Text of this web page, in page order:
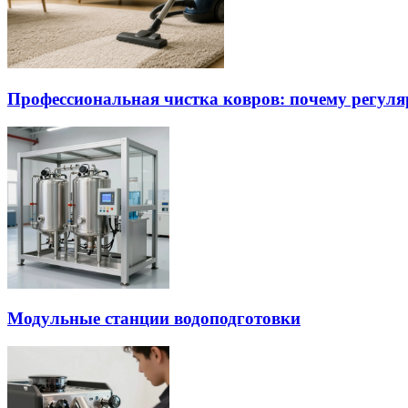
Профессиональная чистка ковров: почему
Модульные станции водоподготовки